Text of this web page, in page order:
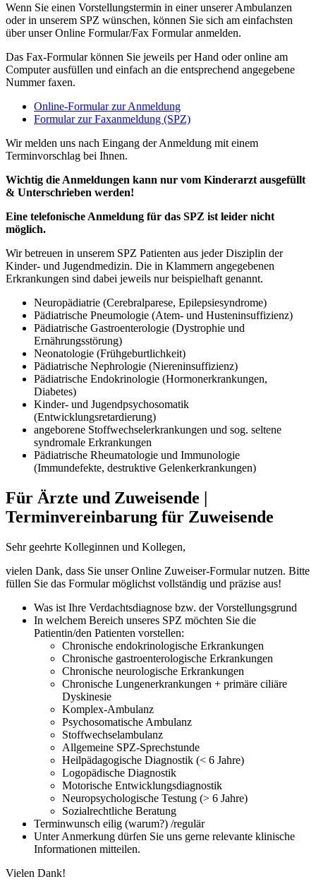
Wenn Sie einen Vorstellungstermin in einer unserer Ambulanzen
oder in unserem SPZ wünschen, können Sie sich am einfachsten
über unser Online Formular/Fax Formular anmelden.
Das Fax-Formular können Sie jeweils per Hand oder online am
Computer ausfüllen und einfach an die entsprechend angegebene
Nummer faxen.
Online-Formular zur Anmeldung
Formular zur Faxanmeldung (SPZ)
Wir melden uns nach Eingang der Anmeldung mit einem
Terminvorschlag bei Ihnen.
Wichtig die Anmeldungen kann nur vom Kinderarzt ausgefüllt
& Unterschrieben werden!
Eine telefonische Anmeldung für das SPZ ist leider nicht
möglich.
Wir betreuen in unserem SPZ Patienten aus jeder Disziplin der
Kinder- und Jugendmedizin. Die in Klammern angegebenen
Erkrankungen sind dabei jeweils nur beispielhaft genannt.
Neuropädiatrie (Cerebralparese, Epilepsiesyndrome)
Pädiatrische Pneumologie (Atem- und Husteninsuffizienz)
Pädiatrische Gastroenterologie (Dystrophie und
Ernährungsstörung)
Neonatologie (Frühgeburtlichkeit)
Pädiatrische Nephrologie (Niereninsuffizienz)
Pädiatrische Endokrinologie (Hormonerkrankungen,
Diabetes)
Kinder- und Jugendpsychosomatik
(Entwicklungsretardierung)
angeborene Stoffwechselerkrankungen und sog. seltene
syndromale Erkrankungen
Pädiatrische Rheumatologie und Immunologie
(Immundefekte, destruktive Gelenkerkrankungen)
Für Ärzte und Zuweisende |
Terminvereinbarung für Zuweisende
Sehr geehrte Kolleginnen und Kollegen,
vielen Dank, dass Sie unser Online Zuweiser-Formular nutzen. Bitte
füllen Sie das Formular möglichst vollständig und präzise aus!
Was ist Ihre Verdachtsdiagnose bzw. der Vorstellungsgrund
In welchem Bereich unseres SPZ möchten Sie die
Patientin/den Patienten vorstellen:
Chronische endokrinologische Erkrankungen
Chronische gastroenterologische Erkrankungen
Chronische neurologische Erkrankungen
Chronische Lungenerkrankungen + primäre ciliäre
Dyskinesie
Komplex-Ambulanz
Psychosomatische Ambulanz
Stoffwechselambulanz
Allgemeine SPZ-Sprechstunde
Heilpädagogische Diagnostik (< 6 Jahre)
Logopädische Diagnostik
Motorische Entwicklungsdiagnostik
Neuropsychologische Testung (> 6 Jahre)
Sozialrechtliche Beratung
Terminwunsch eilig (warum?) /regulär
Unter Anmerkung dürfen Sie uns gerne relevante klinische
Informationen mitteilen.
Vielen Dank!